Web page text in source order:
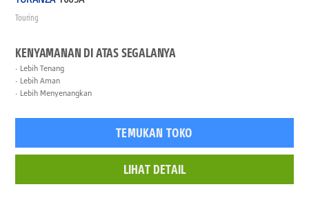
Touring
KENYAMANAN DI ATAS SEGALANYA
Lebih Tenang
Lebih Aman
Lebih Menyenangkan
TEMUKAN TOKO
LIHAT DETAIL